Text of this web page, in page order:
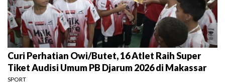
Curi Perhatian Owi/Butet, 16 Atlet Raih Super
Tiket Audisi Umum PB Djarum 2026 di Makassar
SPORT